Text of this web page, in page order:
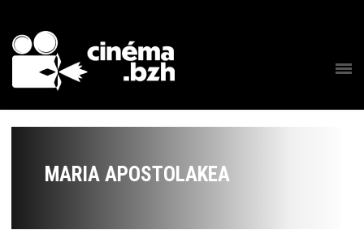
MARIA APOSTOLAKEA